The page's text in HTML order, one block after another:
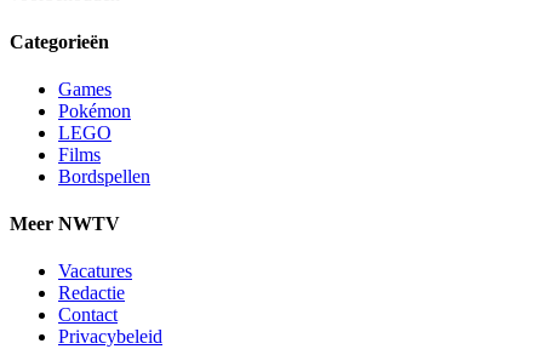
Categorieën
Games
Pokémon
LEGO
Films
Bordspellen
Meer NWTV
Vacatures
Redactie
Contact
Privacybeleid